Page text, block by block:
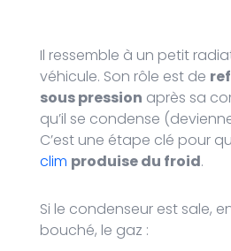
Il ressemble à un petit
véhicule. Son rôle est de
sous pression après sa
qu’il se condense
C’est une étape clé pour
clim produise du froid.
Si le condenseur est sale,
bouché, le gaz :